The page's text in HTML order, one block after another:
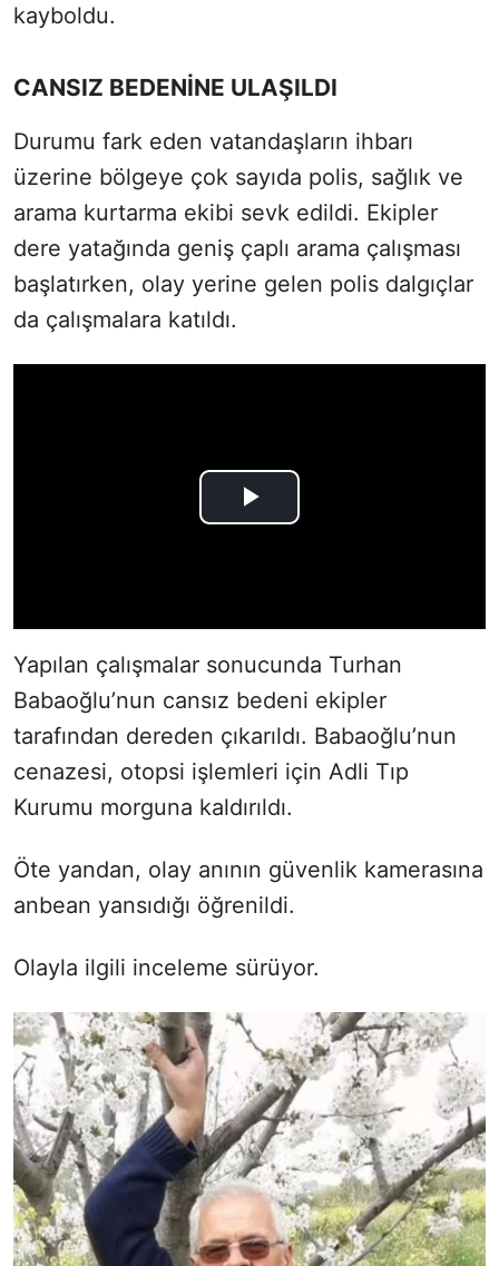
kayboldu.
CANSIZ BEDENİNE ULAŞILDI
Durumu fark eden vatandaşların ihbarı
üzerine bölgeye çok sayıda polis, sağlık ve
arama kurtarma ekibi sevk edildi. Ekipler
dere yatağında geniş çaplı arama çalışması
başlatırken, olay yerine gelen polis dalgıçlar
da çalışmalara katıldı.
Yapılan çalışmalar sonucunda Turhan
Babaoğlu’nun cansız bedeni ekipler
tarafından dereden çıkarıldı. Babaoğlu’nun
cenazesi, otopsi işlemleri için Adli Tıp
Kurumu morguna kaldırıldı.
Öte yandan, olay anının güvenlik kamerasına
anbean yansıdığı öğrenildi.
Olayla ilgili inceleme sürüyor.